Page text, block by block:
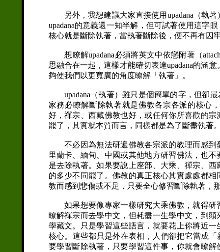
另外，我想建議大家直接使用upadana（執著
upadana的意義還一知半解，但可試著使用這字
核心就是斷除執著，當執著斷除後，便不再有囚
想瞭解upadana必須將英文中依戀附著（
思融合在一起，這樣才能確切表達upadana的涵
夠使我們以更寬廣的角度瞭解「執著」。
upadana（執著）雖只是個簡單的字，但卻最
家務必瞭解斷除執著就是佛教各宗各派的核心
好，禪宗、西藏佛教也好，或任何你所喜歡的
罷了，其實就本質而言，同樣都是為了斷盡執著
不必因為無法研遍佛教各宗派的教理而感到
里蘭卡、緬甸、中國或其他地方研習佛法，也
是去除執著。如果要說上座部、大乘、禪宗、
的多少不同罷了。佛教的真正核心其實處處都
教而感到悲傷或不足，只要全心修習斷除執著，
如果想要像專家一樣研究大乘佛教，就得研
瞭解禪宗而去學中文，但耗盡一生學中文，到
學藏文。只是學習這些語言，就要花上你將近
核心。這些都只是外在表相，人們卻把它當成「
要學習斷除執著，只要學習這件事，你就會瞭